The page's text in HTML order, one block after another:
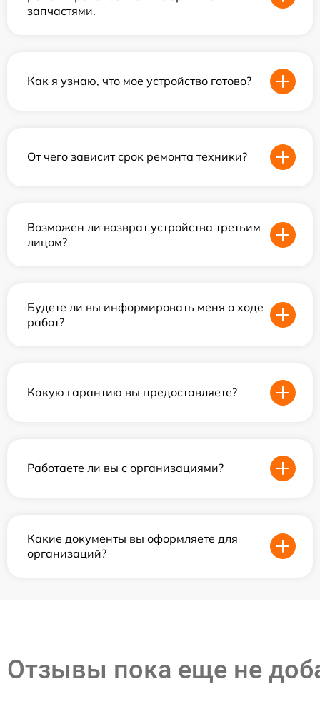
запчастями.
Как я узнаю, что мое устройство готово?
От чего зависит срок ремонта техники?
Возможен ли возврат устройства третьим
лицом?
Будете ли вы информировать меня о ходе
работ?
Какую гарантию вы предоставляете?
Работаете ли вы с организациями?
Какие документы вы оформляете для
организаций?
Отзывы пока еще не